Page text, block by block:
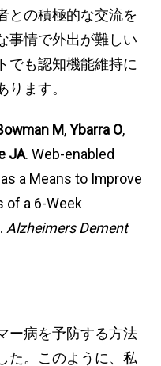
との積極的な交流を
事情で外出が難しい
でも認知機能維持に
ます。
M,Ybarra O,
JA. Web-enabled
a Means to Improve
of a 6-Week
Alzheimers Dement
ー病を予防する方法
た。このように、私